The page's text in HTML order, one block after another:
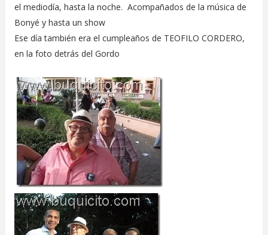
el mediodía, hasta la noche. Acompañados de la música de
Bonyé y hasta un show
Ese día también era el cumpleaños de TEOFILO CORDERO,
en la foto detrás del Gordo